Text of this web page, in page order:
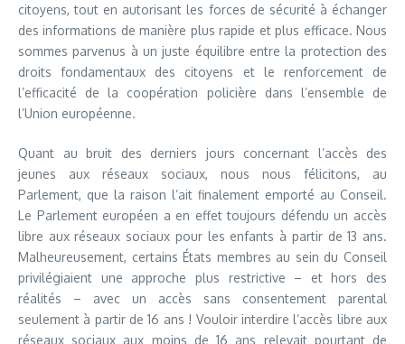
citoyens, tout en autorisant les forces de sécurité à échanger
des informations de manière plus rapide et plus efficace. Nous
sommes parvenus à un juste équilibre entre la protection des
droits fondamentaux des citoyens et le renforcement de
l’efficacité de la coopération policière dans l’ensemble de
l’Union européenne.
Quant au bruit des derniers jours concernant l’accès des
jeunes aux réseaux sociaux, nous nous félicitons, au
Parlement, que la raison l’ait finalement emporté au Conseil.
Le Parlement européen a en effet toujours défendu un accès
libre aux réseaux sociaux pour les enfants à partir de 13 ans.
Malheureusement, certains États membres au sein du Conseil
privilégiaient une approche plus restrictive – et hors des
réalités – avec un accès sans consentement parental
seulement à partir de 16 ans ! Vouloir interdire l’accès libre aux
réseaux sociaux aux moins de 16 ans relevait pourtant de